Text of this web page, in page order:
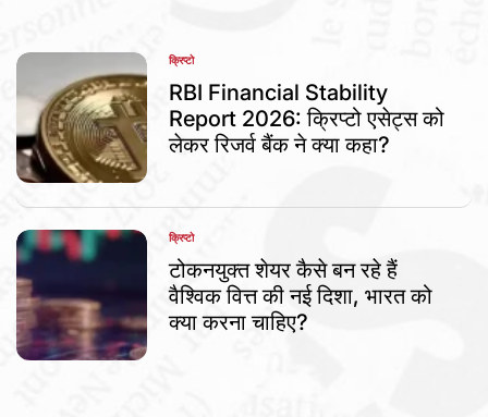
POSTED
IN
क्रिप्टो
RBI Financial Stability
Report 2026: क्रिप्टो एसेट्स को
लेकर रिजर्व बैंक ने क्या कहा?
POSTED
IN
क्रिप्टो
टोकनयुक्त शेयर कैसे बन रहे हैं
वैश्विक वित्त की नई दिशा, भारत को
क्या करना चाहिए?